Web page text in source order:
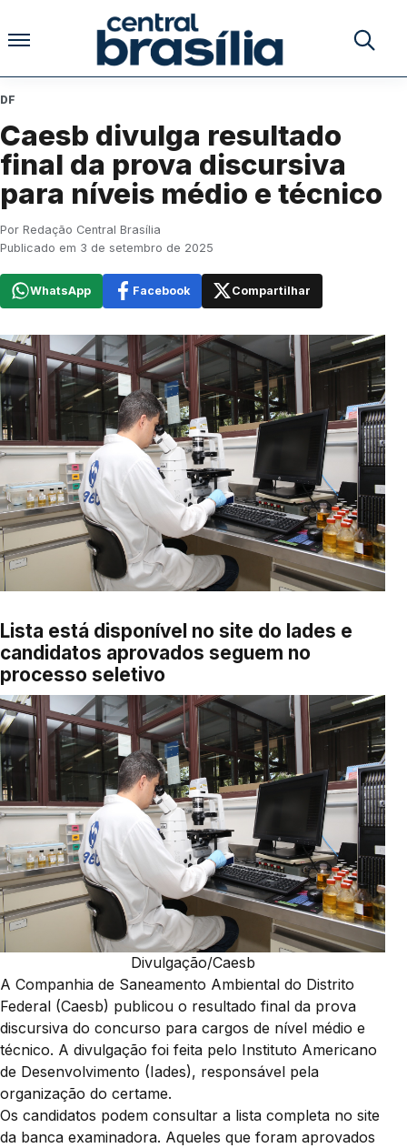
Pular para o conteúdo
Buscar
DF
Caesb divulga resultado
final da prova discursiva
para níveis médio e técnico
Por Redação Central Brasília
Publicado em 3 de setembro de 2025
WhatsApp Facebook Compartilhar
Lista está disponível no site do Iades e
candidatos aprovados seguem no
processo seletivo
Divulgação/Caesb
A Companhia de Saneamento Ambiental do Distrito
Federal (Caesb) publicou o resultado final da prova
discursiva do concurso para cargos de nível médio e
técnico. A divulgação foi feita pelo Instituto Americano
de Desenvolvimento (Iades), responsável pela
organização do certame.
Os candidatos podem consultar a lista completa no site
da banca examinadora. Aqueles que foram aprovados